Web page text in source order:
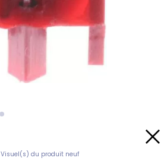
Visuel(s) du produit neuf